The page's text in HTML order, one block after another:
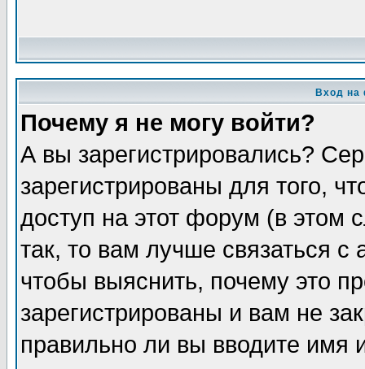
Вход на
Почему я не могу войти?
А вы зарегистрировались?
зарегистрированы для того,
доступ на этот форум (в этом
так, то вам лучше связаться
чтобы выяснить, почему это
зарегистрированы и вам не
правильно ли вы вводите